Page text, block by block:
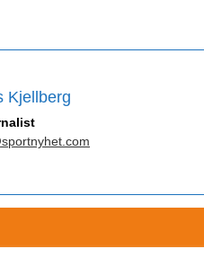
Kjellberg